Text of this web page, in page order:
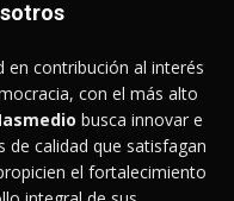
en contribución al interés
con el más alto
busca innovar e
de calidad que satisfagan
el fortalecimiento